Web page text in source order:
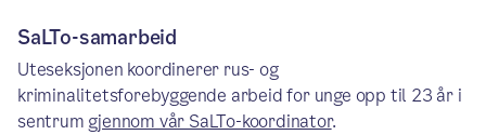
SaLTo-samarbeid
Uteseksjonen koordinerer rus- og
kriminalitetsforebyggende arbeid for unge opp til 23 år i
sentrum gjennom vår SaLTo-koordinator.